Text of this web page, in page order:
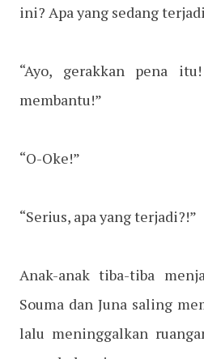
ini? Apa yang sedang
“Ayo, gerakkan pena
membantu!”
“O-Oke!”
“Serius, apa yang terjadi?!”
Anak-anak tiba-tiba
Souma dan Juna saling
lalu meninggalkan